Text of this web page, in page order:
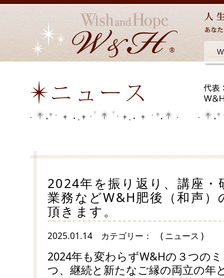
2024年を振り返り、講座・
業務などW&H肥後（和声
頂きます。
2025.01.14 カテゴリー： ( ニュース )
2024年も変わらずW&Hの３つの
つ、継続と新たなご縁の両立の年